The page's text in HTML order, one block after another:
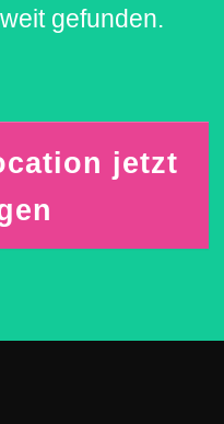
gefunden.
jetzt